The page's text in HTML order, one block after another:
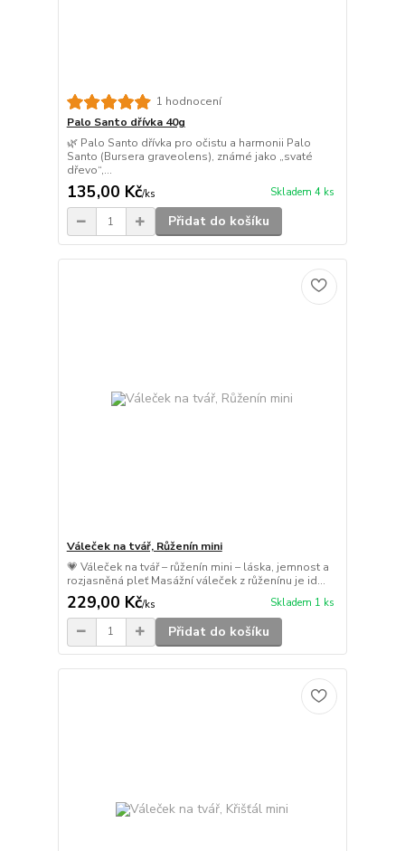
1 hodnocení
Palo Santo dřívka 40g
🌿 Palo Santo dřívka pro očistu a harmonii Palo
Santo (Bursera graveolens), známé jako „svaté
dřevo“,...
135,00 Kč/ks Skladem 4 ks
Přidat do košíku
Váleček na tvář, Růženín mini
💗 Váleček na tvář – růženín mini – láska, jemnost a
rozjasněná pleť Masážní váleček z růženínu je id...
229,00 Kč/ks Skladem 1 ks
Přidat do košíku